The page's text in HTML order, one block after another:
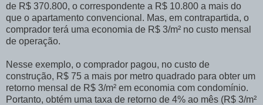
de R$ 370.800, o correspondente a R$ 10.800 a mais do
que o apartamento convencional. Mas, em contrapartida, o
comprador terá uma economia de R$ 3/m² no custo mensal
de operação.
Nesse exemplo, o comprador pagou, no custo de
construção, R$ 75 a mais por metro quadrado para obter um
retorno mensal de R$ 3/m² em economia com condomínio.
Portanto, obtém uma taxa de retorno de 4% ao mês (R$ 3/m²